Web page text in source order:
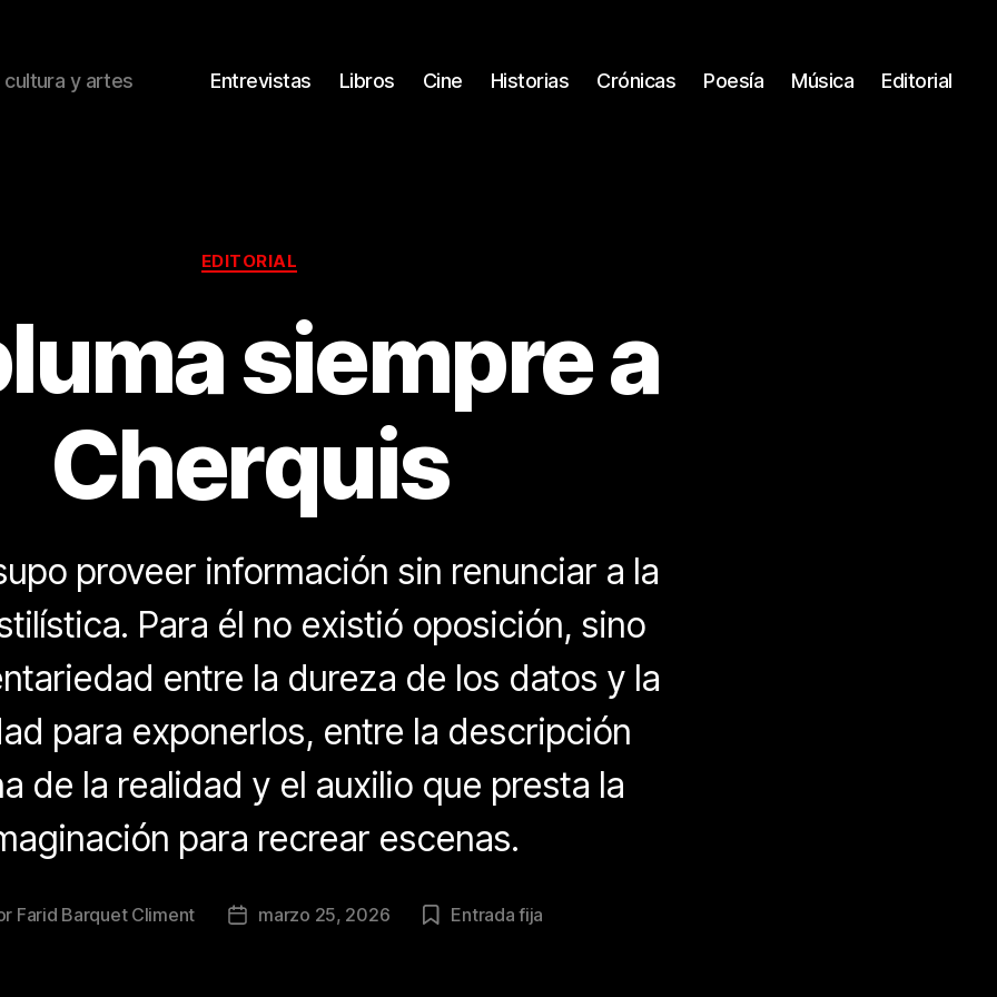
cultura y artes Entrevistas Libros Cine Historias Crónicas Poesía Música Editorial
Categorías
EDITORIAL
siempre a
Cherquis
proveer información sin renunciar a la
Para él no existió oposición, sino
entre la dureza de los datos y la
para exponerlos, entre la descripción
de la realidad y el auxilio que presta la
para recrear escenas.
Farid Barquet Climent
Fechamarzo 25, 2026 Entrada fija